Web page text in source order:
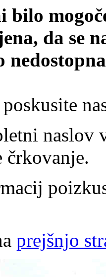
bilo
da se
črkovanje.
prejšnjo